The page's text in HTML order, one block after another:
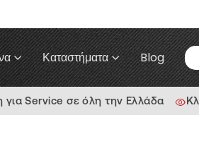
Καταστήματα Blog
Service σε όλη την Ελλάδα